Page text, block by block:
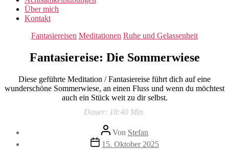
Über mich
Kontakt
Kategorien
Fantasiereisen Meditationen Ruhe und Gelassenheit
Fantasiereise: Die Sommerwiese
Diese geführte Meditation / Fantasiereise führt dich auf eine
wunderschöne Sommerwiese, an einen Fluss und wenn du möchtest
auch ein Stück weit zu dir selbst.
Dauer: 18:40 Min.
Beitragsautor
Von Stefan
Beitragsdatum
15. Oktober 2025